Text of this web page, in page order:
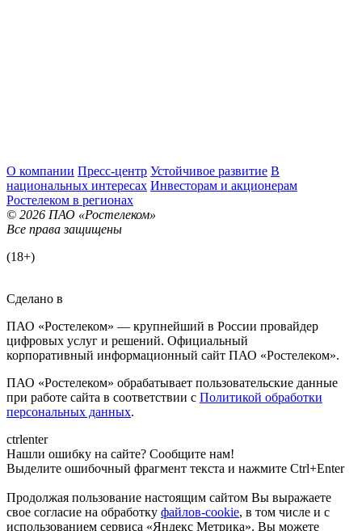
О компании Пресс-центр Устойчивое развитие В
национальных интересах Инвесторам и акционерам
Ростелеком в регионах
© 2026 ПАО «Ростелеком»
Все права защищены
(18+)
Сделано в
ПАО «Ростелеком» — крупнейший в России провайдер
цифровых услуг и решений. Официальный
корпоративный информационный сайт ПАО «Ростелеком».
ПАО «Ростелеком» обрабатывает пользовательские данные
при работе сайта в соответствии с Политикой обработки
персональных данных.
ctrlenter
Нашли ошибку на сайте? Сообщите нам!
Выделите ошибочный фрагмент текста и нажмите Ctrl+Enter
Продолжая пользование настоящим сайтом Вы выражаете
свое согласие на обработку файлов-cookie, в том числе и с
использованием сервиса «Яндекс Метрика». Вы можете